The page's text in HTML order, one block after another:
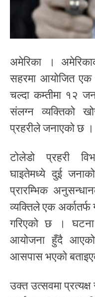
अमेरिका ।
सहरमा आयोजित एक
चल्दा कम्तीमा १२
संलग्न व्यक्तिको
प्रहरीले जनाएको छ ।
टोलेडो प्रहरी
घाइतेमध्ये दुई
प्रारम्भिक
व्यक्तिले एक
गरिएको छ । घटना
आयोजना हुँदै आएको
आसपास भएको
उक्त उत्सवमा